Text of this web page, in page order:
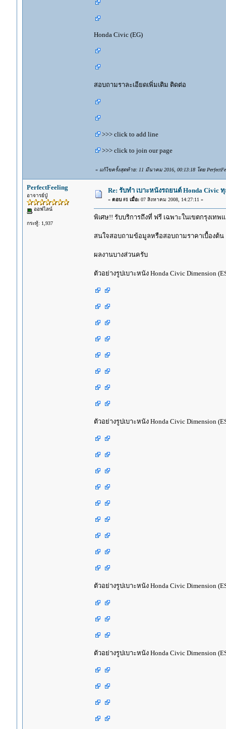
Honda Civic (EG)
สอบถามราละเอียดเพิ่มเติม ติดต่อ
>>> click to add line
>>> click to join our page
« แก้ไขครั้งสุดท้าย: 11 มีนาคม 2016, 00:13:18 โดย
PerfectFeeling
อาจารย์ปู่
ออฟไลน์
กระทู้: 1,937
Re: รับทำ เบาะหนังรถยนต์ Honda
« ตอบ #1 เมื่อ:07 สิงหาคม 2008, 14:27:11 »
พิเศษ!! รับบริการถึงที่ ฟรี เฉพาะในเขตกรุงเท
สนใจสอบถามข้อมูลหรือสอบถามราคาเบื้องต้น
ผลงานบางส่วนครับ
ตัวอย่างรูปเบาะหนัง Honda Civic Dimension
ตัวอย่างรูปเบาะหนัง Honda Civic Dimension
ตัวอย่างรูปเบาะหนัง Honda Civic Dimension
ตัวอย่างรูปเบาะหนัง Honda Civic Dimension